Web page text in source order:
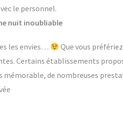
le personnel.
nuit inoubliable
les envies…
Que vous
Certains établissements
mémorable, de nombreuses